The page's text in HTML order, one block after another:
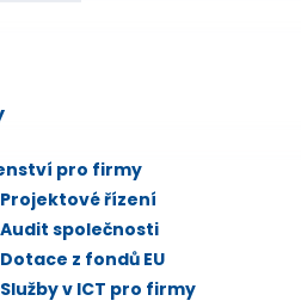
pro firmy
Projektové řízení
Audit společnosti
Dotace z fondů EU
Služby v ICT pro firmy